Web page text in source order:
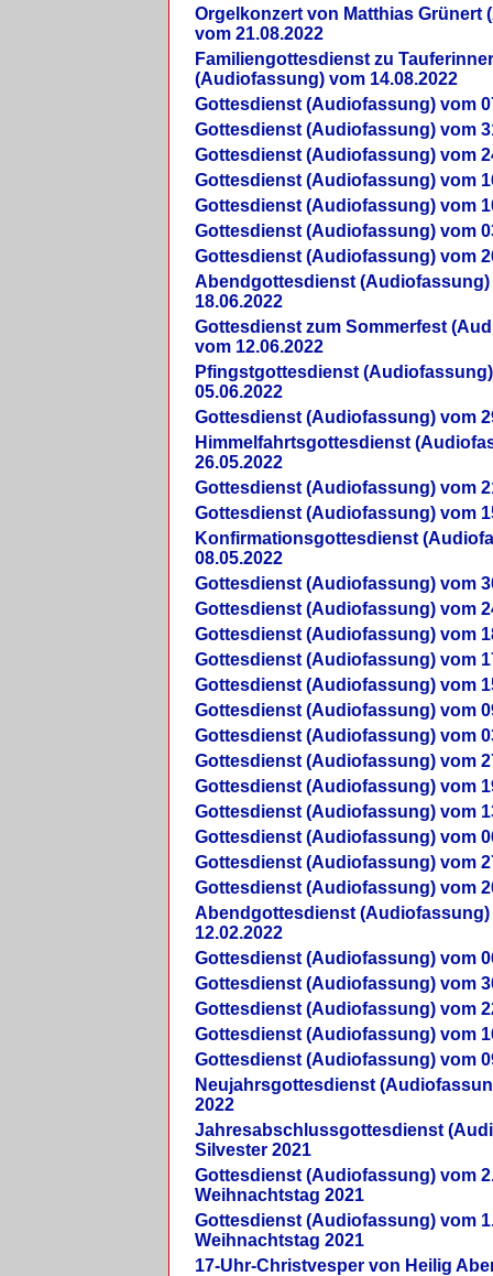
Orgelkonzert von Matthias Grünert
vom 21.08.2022
Familiengottesdienst zu
(Audiofassung) vom 14.08.2022
Gottesdienst (Audiofassung) vom
Gottesdienst (Audiofassung) vom
Gottesdienst (Audiofassung) vom
Gottesdienst (Audiofassung) vom
Gottesdienst (Audiofassung) vom
Gottesdienst (Audiofassung) vom
Gottesdienst (Audiofassung) vom
Abendgottesdienst (Audiofassung)
18.06.2022
Gottesdienst zum Sommerfest
vom 12.06.2022
Pfingstgottesdienst
05.06.2022
Gottesdienst (Audiofassung) vom
Himmelfahrtsgottesdienst
26.05.2022
Gottesdienst (Audiofassung) vom
Gottesdienst (Audiofassung) vom
Konfirmationsgottesdienst
08.05.2022
Gottesdienst (Audiofassung) vom
Gottesdienst (Audiofassung) vom
Gottesdienst (Audiofassung) vom
Gottesdienst (Audiofassung) vom
Gottesdienst (Audiofassung) vom
Gottesdienst (Audiofassung) vom
Gottesdienst (Audiofassung) vom
Gottesdienst (Audiofassung) vom
Gottesdienst (Audiofassung) vom
Gottesdienst (Audiofassung) vom
Gottesdienst (Audiofassung) vom
Gottesdienst (Audiofassung) vom
Gottesdienst (Audiofassung) vom
Abendgottesdienst (Audiofassung)
12.02.2022
Gottesdienst (Audiofassung) vom
Gottesdienst (Audiofassung) vom
Gottesdienst (Audiofassung) vom
Gottesdienst (Audiofassung) vom
Gottesdienst (Audiofassung) vom
Neujahrsgottesdienst
2022
Jahresabschlussgottesdienst
Silvester 2021
Gottesdienst (Audiofassung) vom
Weihnachtstag 2021
Gottesdienst (Audiofassung) vom
Weihnachtstag 2021
17-Uhr-Christvesper von Heilig